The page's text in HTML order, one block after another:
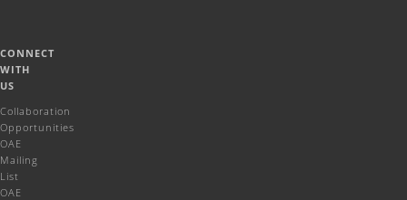
CONNECT
WITH
US
Collaboration
Opportunities
OAE
Mailing
List
OAE